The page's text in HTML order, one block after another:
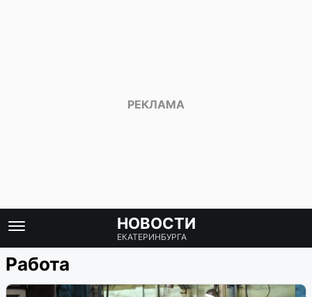
НОВОСТИ
ЕКАТЕРИНБУРГА
Работа